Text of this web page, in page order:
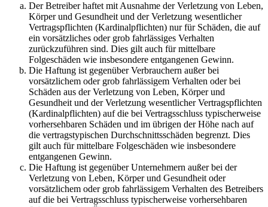
Der Betreiber haftet mit Ausnahme der Verletzung von Leben,
Körper und Gesundheit und der Verletzung wesentlicher
Vertragspflichten (Kardinalpflichten) nur für Schäden, die auf
ein vorsätzliches oder grob fahrlässiges Verhalten
zurückzuführen sind. Dies gilt auch für mittelbare
Folgeschäden wie insbesondere entgangenen Gewinn.
Die Haftung ist gegenüber Verbrauchern außer bei
vorsätzlichem oder grob fahrlässigem Verhalten oder bei
Schäden aus der Verletzung von Leben, Körper und
Gesundheit und der Verletzung wesentlicher Vertragspflichten
(Kardinalpflichten) auf die bei Vertragsschluss typischerweise
vorhersehbaren Schäden und im übrigen der Höhe nach auf
die vertragstypischen Durchschnittsschäden begrenzt. Dies
gilt auch für mittelbare Folgeschäden wie insbesondere
entgangenen Gewinn.
Die Haftung ist gegenüber Unternehmern außer bei der
Verletzung von Leben, Körper und Gesundheit oder
vorsätzlichem oder grob fahrlässigem Verhalten des Betreibers
auf die bei Vertragsschluss typischerweise vorhersehbaren